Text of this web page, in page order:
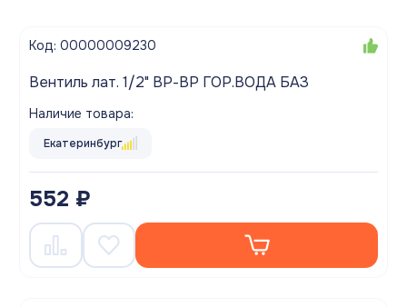
Код: 00000009230
Вентиль лат. 1/2" ВР-ВР ГОР.ВОДА БАЗ
Наличие товара:
Екатеринбург
552 ₽